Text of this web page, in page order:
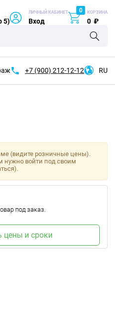
5)
ЛИЧНЫЙ КАБИНЕТ
Вход
0 КОРЗИНА
0 ₽
+7 (900) 212-12-12 RU
(видите розничные цены).
нужно войти под своим
под заказ.
цены и сроки